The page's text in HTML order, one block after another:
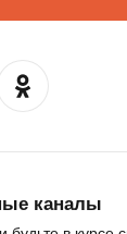
каналы